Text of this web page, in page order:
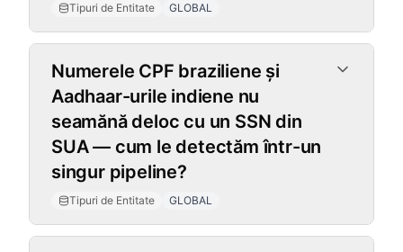
Tipuri de Entitate GLOBAL
Numerele CPF braziliene și
Aadhaar-urile indiene nu
seamănă deloc cu un SSN din
SUA — cum le detectăm într-un
singur pipeline?
Tipuri de Entitate GLOBAL